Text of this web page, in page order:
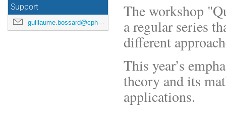
Support
guillaume.bossard@cpht.polytechnique.fr
The workshop
a regular series
different
This year’s
theory and its
applications.